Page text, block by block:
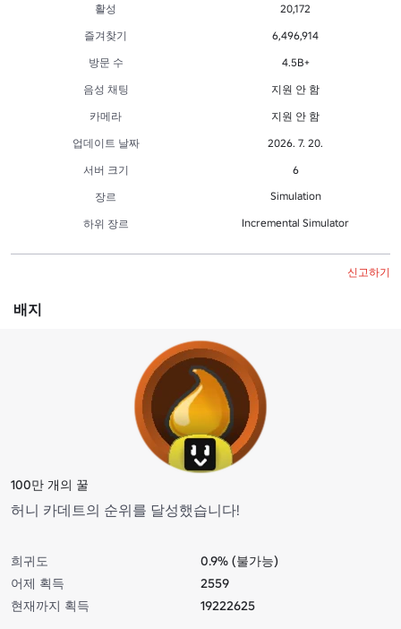
활성
20,172
즐겨찾기
6,496,914
방문 수
4.5B+
음성 채팅
지원 안 함
카메라
지원 안 함
업데이트 날짜
2026. 7. 20.
서버 크기
6
장르
Simulation
하위 장르 Incremental Simulator
신고하기
배지
100만 개의 꿀
허니 카데트의 순위를 달성했습니다!
희귀도
0.9% (불가능)
어제 획득
2559
현재까지 획득
19222625